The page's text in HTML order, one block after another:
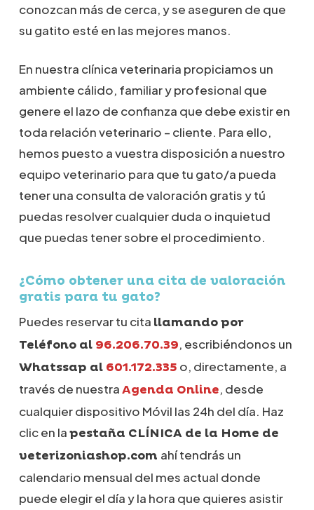
conozcan más de cerca, y se aseguren de que
su gatito esté en las mejores manos.
En nuestra clínica veterinaria propiciamos un
ambiente cálido, familiar y profesional que
genere el lazo de confianza que debe existir en
toda relación veterinario – cliente. Para ello,
hemos puesto a vuestra disposición a nuestro
equipo veterinario para que tu gato/a pueda
tener una consulta de valoración gratis y tú
puedas resolver cualquier duda o inquietud
que puedas tener sobre el procedimiento.
¿Cómo obtener una cita de valoración
gratis para tu gato?
Puedes reservar tu cita llamando por
Teléfono al 96.206.70.39, escribiéndonos un
Whatssap al 601.172.335 o, directamente, a
través de nuestraAgenda Online, desde
cualquier dispositivo Móvil las 24h del día. Haz
clic en lapestaña CLÍNICA de la Home de
veterizoniashop.com ahí tendrás un
calendario mensual del mes actual donde
puede elegir el día y la hora que quieres asistir